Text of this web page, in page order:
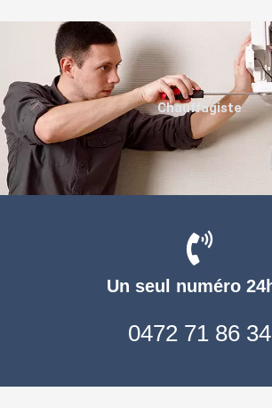
Un seul numéro
0472 71 86 34
Chauffagiste